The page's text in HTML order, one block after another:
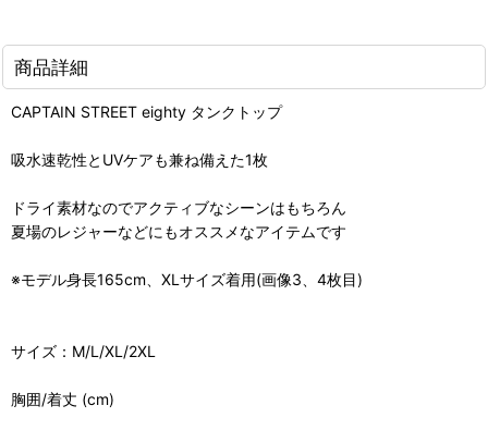
商品詳細
CAPTAIN STREET eighty タンクトップ
吸水速乾性とUVケアも兼ね備えた1枚
ドライ素材なのでアクティブなシーンはもちろん
夏場のレジャーなどにもオススメなアイテムです
※モデル身長165cm、XLサイズ着用(画像3、4枚目)
サイズ：M/L/XL/2XL
胸囲/着丈 (cm)